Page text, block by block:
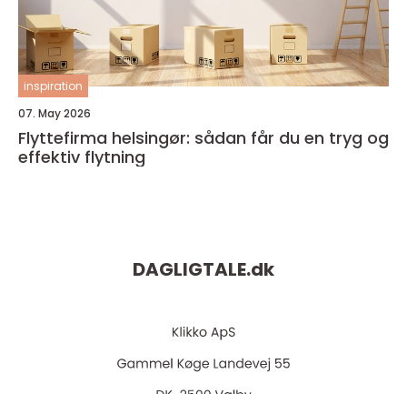
inspiration
07. May 2026
Flyttefirma helsingør: sådan får du en tryg og
effektiv flytning
DAGLIGTALE.dk